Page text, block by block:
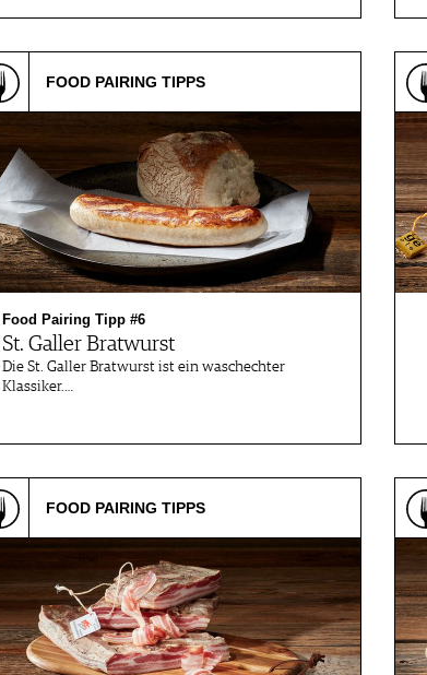
FOOD PAIRING TIPPS
Food Pairing Tipp #6
St. Galler Bratwurst
Die St. Galler Bratwurst ist ein waschechter
Klassiker.…
FOOD PAIRING TIPPS